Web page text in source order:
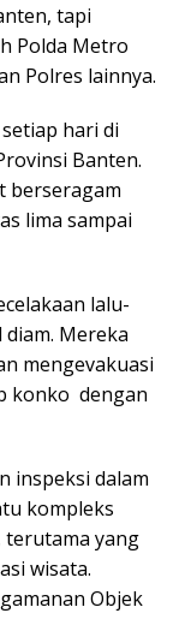
tapi
Polda Metro
Polres lainnya.
hari di
Banten.
berseragam
lima sampai
lalu-
Mereka
mengevakuasi
konko dengan
inspeksi dalam
kompleks
yang
wisata.
Objek